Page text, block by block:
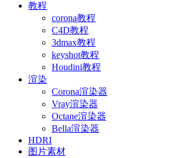
教程
corona教程
C4D教程
3dmax教程
keyshot教程
Houdini教程
渲染
Corona渲染器
Vray渲染器
Octane渲染器
Bella渲染器
HDRI
图片素材